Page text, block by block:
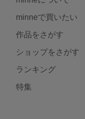
minneで買いたい
作品をさがす
ショップをさがす
ランキング
特集